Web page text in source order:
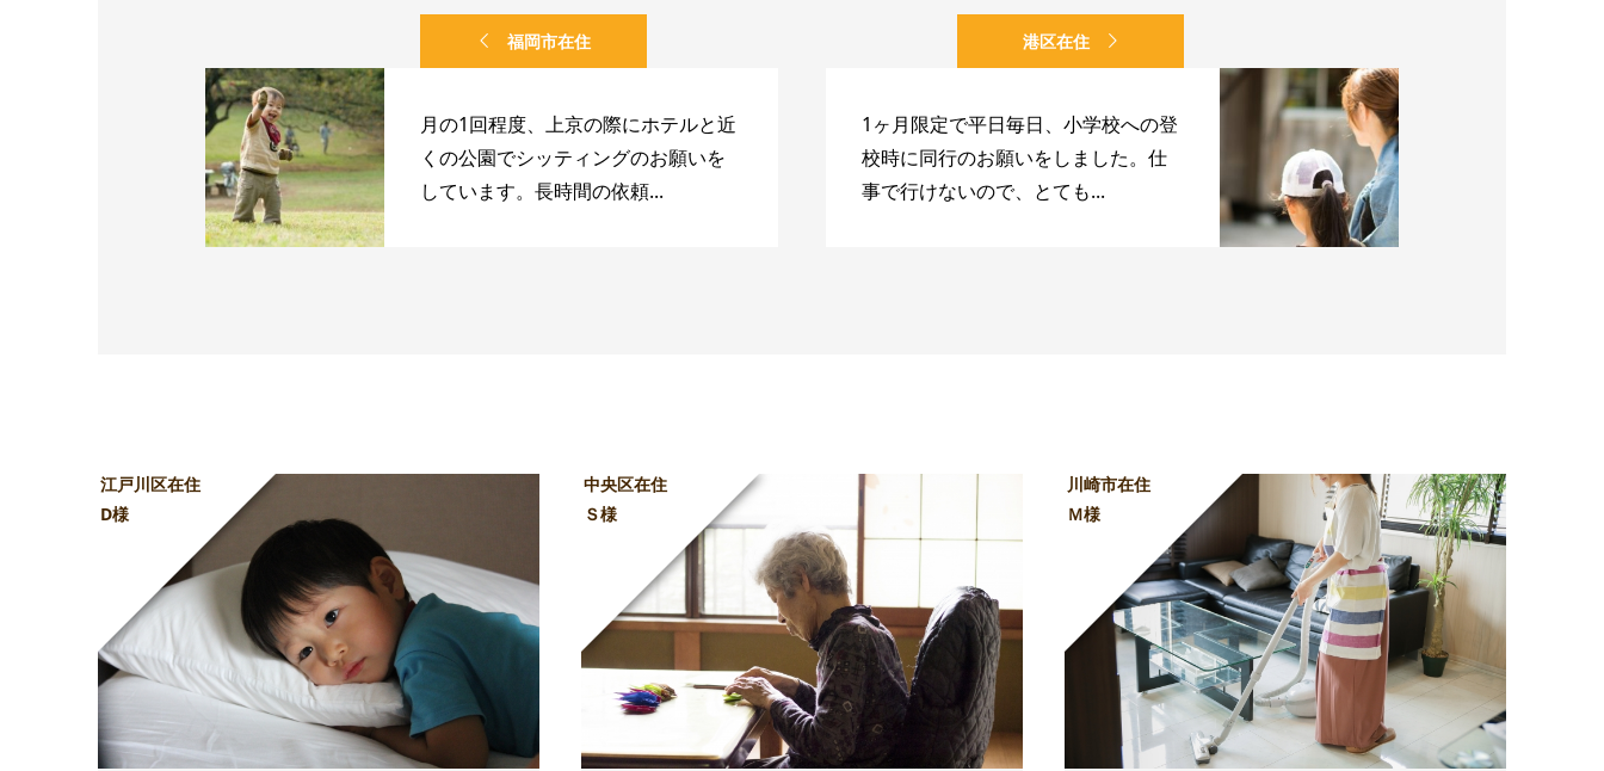
福岡市在住
月の1回程度、上京の際にホテルと近
くの公園でシッティングのお願いを
しています。長時間の依頼...
港区在住
1ヶ月限定で平日毎日、小学校への登
校時に同行のお願いをしました。仕
事で行けないので、とても...
江戸川区在住
D様
中央区在住
Ｓ様
川崎市在住
Ｍ様